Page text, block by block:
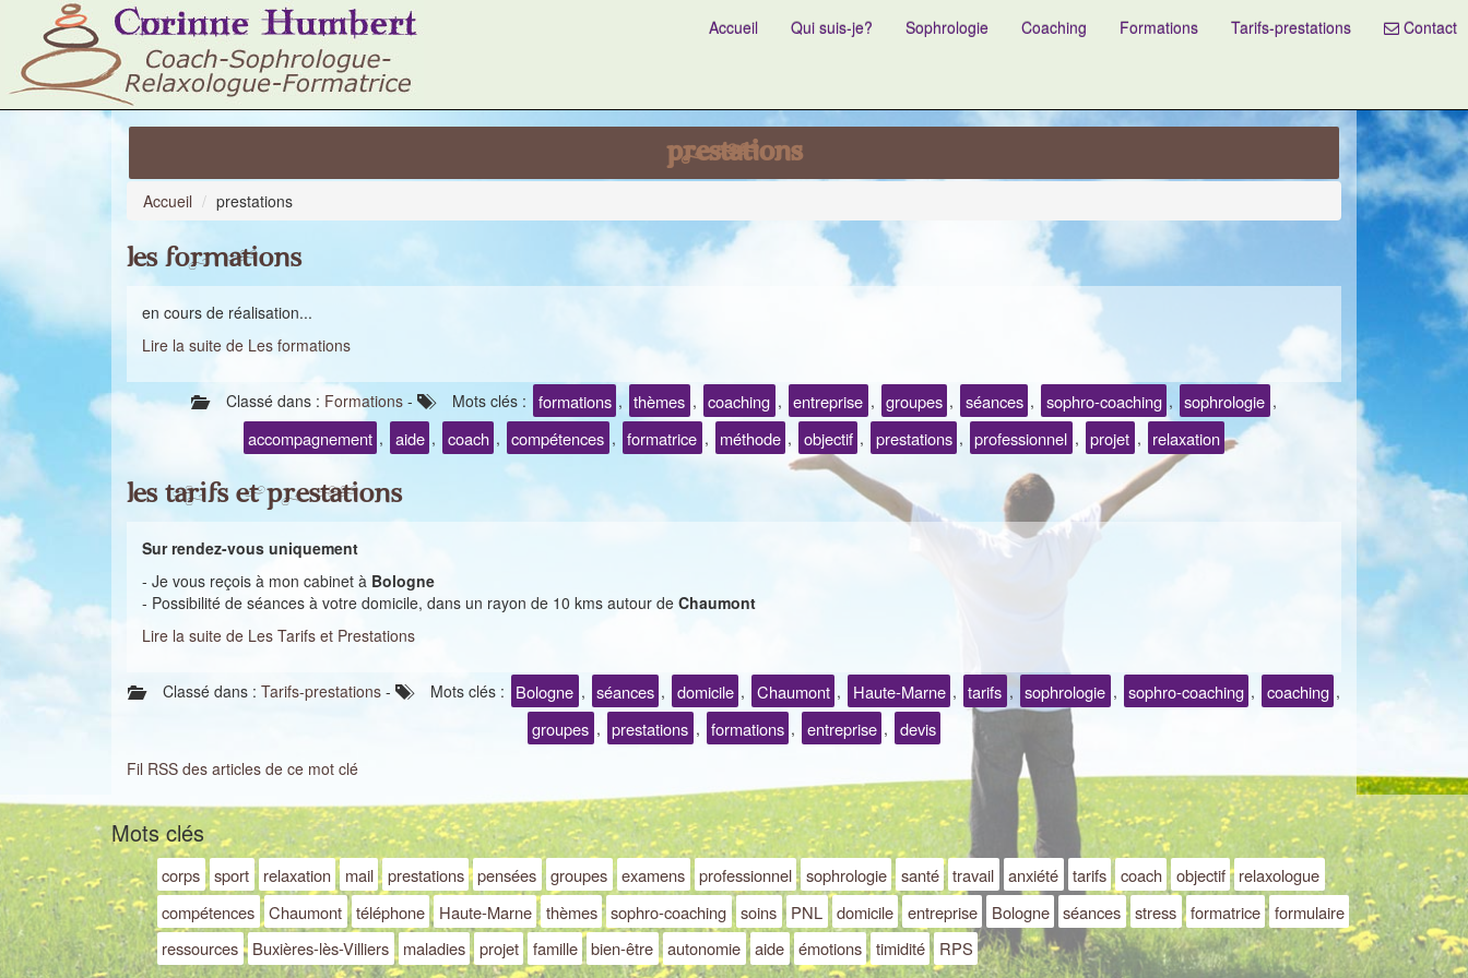
Accueil Qui suis-je? Sophrologie Coaching Formations Tarifs-prestations Contact
prestations
Accueil prestations
Les formations
en cours de réalisation...
Lire la suite de Les formations
Classé dans : Formations - Mots clés : formations , thèmes , coaching , entreprise , groupes , séances , sophro-coaching , sophrologie ,
accompagnement , aide , coach , compétences , formatrice , méthode , objectif , prestations , professionnel , projet , relaxation
Les Tarifs et Prestations
Sur rendez-vous uniquement
- Je vous reçois à mon cabinet à Bologne
- Possibilité de séances à votre domicile, dans un rayon de 10 kms autour de Chaumont
Lire la suite de Les Tarifs et Prestations
Classé dans : Tarifs-prestations- Mots clés : Bologne , séances , domicile , Chaumont , Haute-Marne , tarifs , sophrologie , sophro-coaching , coaching ,
groupes , prestations , formations , entreprise , devis
Fil RSS des articles de ce mot clé
Mots clés
corps sport relaxation mail prestations pensées groupes examens professionnel sophrologie santé travail anxiété tarifs coach objectif
relaxologue
compétences
Chaumont téléphone Haute-Marne thèmes sophro-coaching soins PNL domicile entreprise Bologne séances stress formatrice
formulaire
ressources
Buxières-lès-Villiers maladies projet famille bien-être autonomie aide émotions timidité RPS